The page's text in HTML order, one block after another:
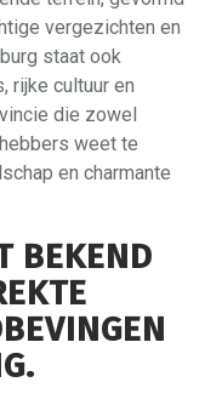
vergezichten en
staat ook
rijke cultuur en
die zowel
weet te
en charmante
BEKEND